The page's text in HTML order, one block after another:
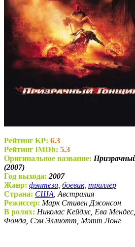
Рейтинг KP: 6.3
Рейтинг IMDb: 5.3
Оригинальное название:
(2007)
Год выхода: 2007
Жанр: фэнтези боевик, триллер
Страна: США , Австралия
Режиссер: Марк Стивен Джонсон
В ролях: Николас Кейдж, Ева
Фонда, Сэм Эллиотт, Мэтт Лонг